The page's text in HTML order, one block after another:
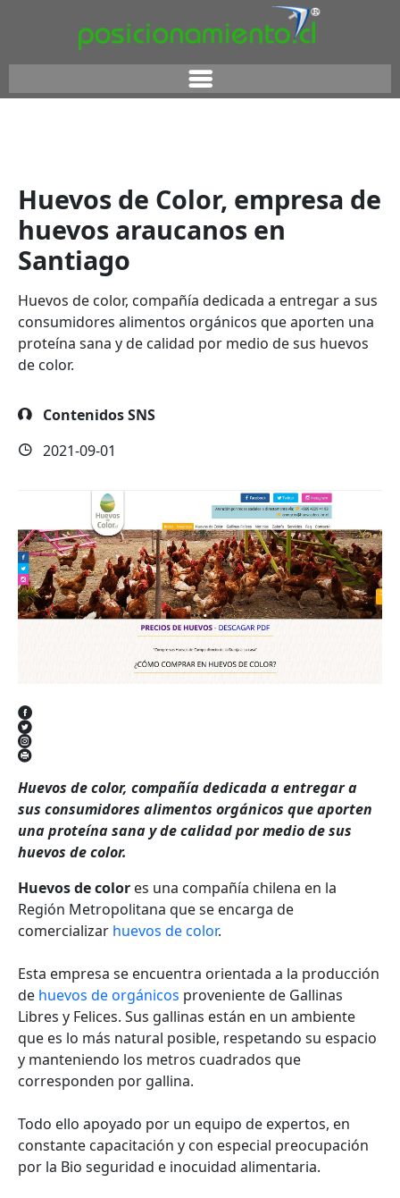
Huevos de Color, empresa de
huevos araucanos en
Santiago
Huevos de color, compañía dedicada a entregar a sus
consumidores alimentos orgánicos que aporten una
proteína sana y de calidad por medio de sus huevos
de color.
Contenidos SNS
2021-09-01
Huevos de color, compañía dedicada a entregar a
sus consumidores alimentos orgánicos que aporten
una proteína sana y de calidad por medio de sus
huevos de color.
Huevos de color es una compañía chilena en la
Región Metropolitana que se encarga de
comercializar huevos de color.
Esta empresa se encuentra orientada a la producción
de huevos de orgánicos proveniente de Gallinas
Libres y Felices. Sus gallinas están en un ambiente
que es lo más natural posible, respetando su espacio
y manteniendo los metros cuadrados que
corresponden por gallina.
Todo ello apoyado por un equipo de expertos, en
constante capacitación y con especial preocupación
por la Bio seguridad e inocuidad alimentaria.